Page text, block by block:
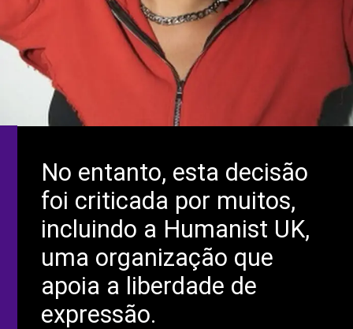
No entanto, esta decisão
foi criticada por muitos,
incluindo a Humanist UK,
uma organização que
apoia a liberdade de
expressão.